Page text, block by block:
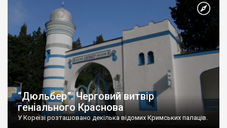
“Дюльбер”. Черговий витвір
геніального Краснова
У Кореїзі розташовано декілька відомих Кримських палаців.